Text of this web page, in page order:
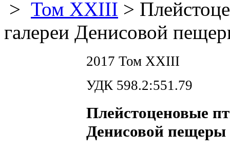
> Том XXIII >
галереи Денисовой
2017 Том XXIII
УДК 598.2:551.79
Плейстоценовые
Денисовой